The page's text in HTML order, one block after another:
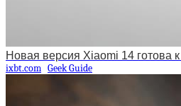
Новая версия Xiaomi 14 готова
ixbt.com Geek Guide